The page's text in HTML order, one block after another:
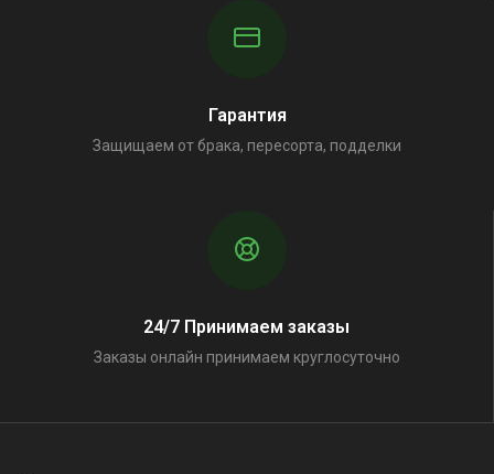
Гарантия
Защищаем от брака, пересорта, подделки
24/7 Принимаем заказы
Заказы онлайн принимаем круглосуточно